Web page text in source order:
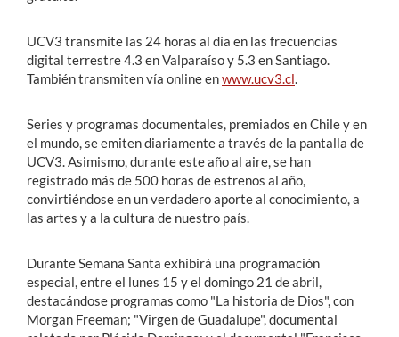
UCV3 transmite las 24 horas al día en las frecuencias
digital terrestre 4.3 en Valparaíso y 5.3 en Santiago.
También transmiten vía online enwww.ucv3.cl.
Series y programas documentales, premiados en Chile y en
el mundo, se emiten diariamente a través de la pantalla de
UCV3. Asimismo, durante este año al aire, se han
registrado más de 500 horas de estrenos al año,
convirtiéndose en un verdadero aporte al conocimiento, a
las artes y a la cultura de nuestro país.
Durante Semana Santa exhibirá una programación
especial, entre el lunes 15 y el domingo 21 de abril,
destacándose programas como "La historia de Dios", con
Morgan Freeman; "Virgen de Guadalupe", documental